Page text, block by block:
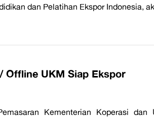
dan Pelatihan Ekspor Indonesia,
Offline UKM Siap Ekspor
Kementerian Koperasi